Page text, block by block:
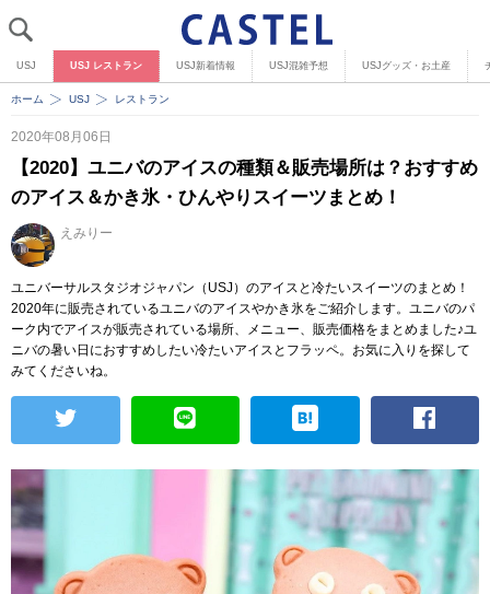
USJ USJ レストラン USJ新着情報 USJ混雑予想 USJグッズ・お土産
ホーム USJ レストラン
2020年08月06日
【2020】ユニバのアイスの種類＆販売場所は？おすすめ
のアイス＆かき氷・ひんやりスイーツまとめ！
えみりー
ユニバーサルスタジオジャパン（USJ）のアイスと冷たいスイーツのまとめ！
2020年に販売されているユニバのアイスやかき氷をご紹介します。ユニバのパ
ーク内でアイスが販売されている場所、メニュー、販売価格をまとめました♪ユ
ニバの暑い日におすすめしたい冷たいアイスとフラッペ。お気に入りを探して
みてくださいね。